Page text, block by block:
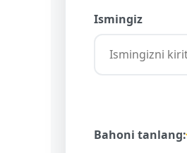
Ismingiz
Bahoni tanlang: